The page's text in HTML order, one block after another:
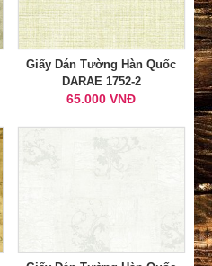
Giấy Dán Tường Hàn Quốc
DARAE 1752-2
65.000 VNĐ